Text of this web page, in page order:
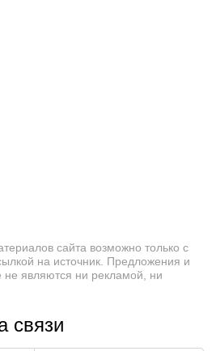
сайта возможно только с
на источник. Предложения и
не являются ни рекламой, ни
связи